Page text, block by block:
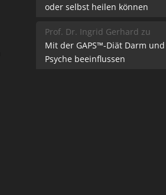
oder selbst heilen können
Prof. Dr. Ingrid Gerhard zu
Mit der GAPS™-Diät Darm und
Psyche beeinflussen